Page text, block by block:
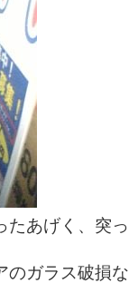
たあげく、突
のガラス破損